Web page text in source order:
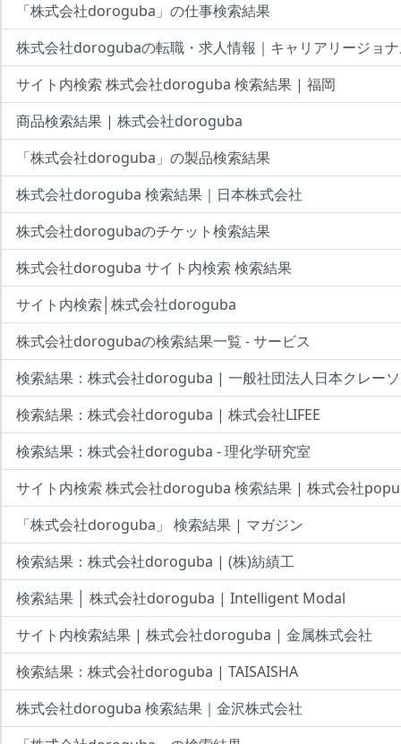
「株式会社doroguba」の仕事検索結果
株式会社dorogubaの転職・求人情報｜キャリアリージョ
サイト内検索 株式会社doroguba 検索結果 | 福岡
商品検索結果 | 株式会社doroguba
「株式会社doroguba」の製品検索結果
株式会社doroguba 検索結果｜日本株式会社
株式会社dorogubaのチケット検索結果
株式会社doroguba サイト内検索 検索結果
サイト内検索│株式会社doroguba
株式会社dorogubaの検索結果一覧 - サービス
検索結果：株式会社doroguba | 一般社団法人日本クレーソ
検索結果：株式会社doroguba | 株式会社LIFEE
検索結果：株式会社doroguba - 理化学研究室
サイト内検索 株式会社doroguba 検索結果 | 株式会社
「株式会社doroguba」 検索結果 | マガジン
検索結果：株式会社doroguba | (株)紡績工
検索結果 │ 株式会社doroguba | Intelligent Modal
サイト内検索結果 | 株式会社doroguba | 金属株式会社
検索結果：株式会社doroguba | TAISAISHA
株式会社doroguba 検索結果｜金沢株式会社